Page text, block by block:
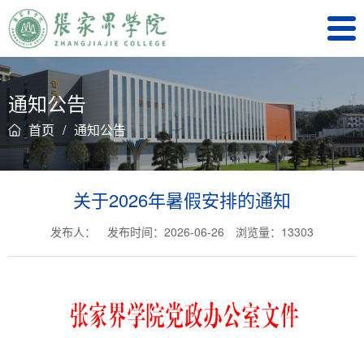
通知公告
首页 / 通知公告
关于2026年暑假安排的通知
发布人： 发布时间：2026-06-26 浏览量： 13303